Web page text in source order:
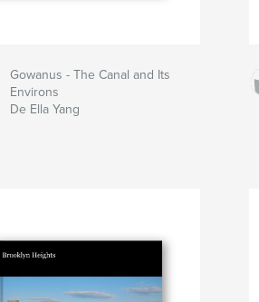
Gowanus - The Canal and Its
Environs
De Ella Yang